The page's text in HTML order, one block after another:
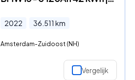
2022 36.511 km
Amsterdam-Zuidoost (NH)
Vergelijk